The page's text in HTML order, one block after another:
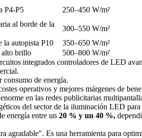
P4-P5
250–450 W/m²
al borde de la
300–550 W/m²
la autopista P10
350–650 W/m²
brillo
500–800 W/m²
integrados controladores de LED
consumo de energía.
operativos y mejores márgenes de
en las redes publicitarias
del sector de la iluminación LED
energía entre un 20 % y un 40 %,
agradable". Es una herramienta para